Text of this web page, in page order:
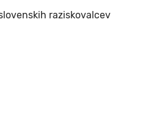
raziskovalcev